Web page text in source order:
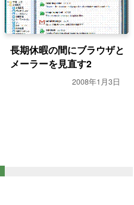
長期休暇の間にブラウザと
メーラーを見直す2
2008年1月3日